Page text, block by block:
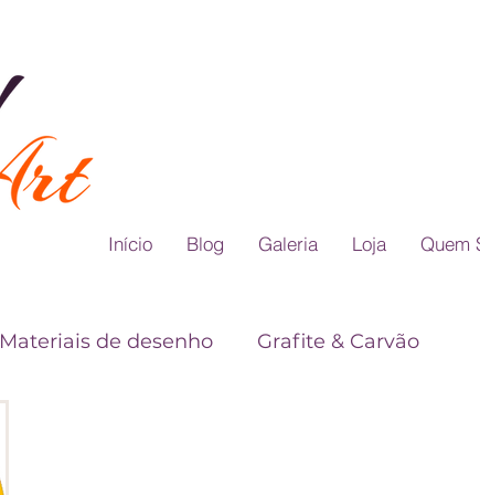
Início Blog Galeria Loja Quem
Materiais de desenho Grafite & Carvão